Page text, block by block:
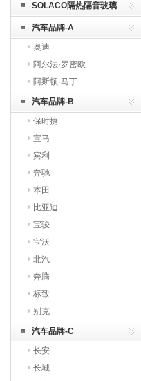
SOLACO隔热隔音玻璃
【免贴膜】
汽车品牌-A
奥迪
阿尔法·罗密欧
阿斯顿·马丁
汽车品牌-B
保时捷
宝马
宾利
奔驰
本田
比亚迪
宝骏
宝沃
北汽
奔腾
标致
别克
汽车品牌-C
长安
长城